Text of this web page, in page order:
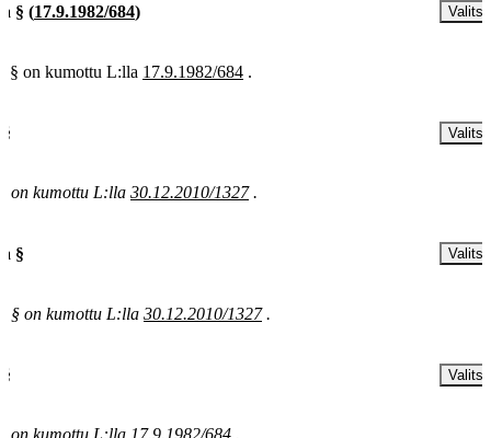
§ (17.9.1982/684)
§ on kumottu L:lla 17.9.1982/684 .
on kumottu L:lla 30.12.2010/1327 .
§
§ on kumottu L:lla 30.12.2010/1327 .